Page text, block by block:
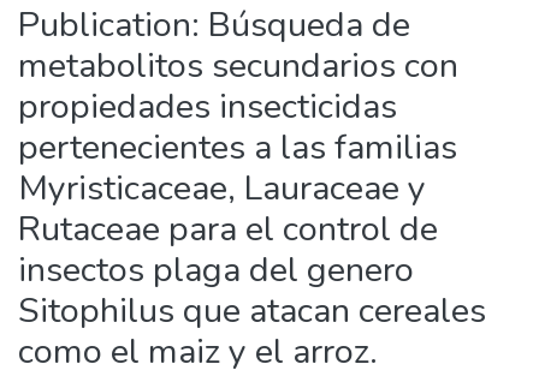
Publication: Búsqueda de
metabolitos secundarios con
propiedades insecticidas
pertenecientes a las familias
Myristicaceae, Lauraceae y
Rutaceae para el control de
insectos plaga del genero
Sitophilus que atacan cereales
como el maiz y el arroz.